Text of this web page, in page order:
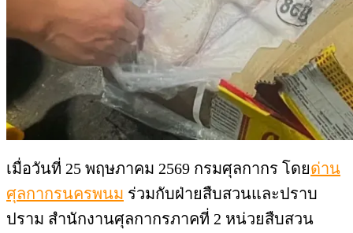
เมื่อวันที่ 25 พฤษภาคม 2569 กรมศุลกากร โดยด่าน
ศุลกากรนครพนม ร่วมกับฝ่ายสืบสวนและปราบ
ปราม สำนักงานศุลกากรภาคที่ 2 หน่วยสืบสวน